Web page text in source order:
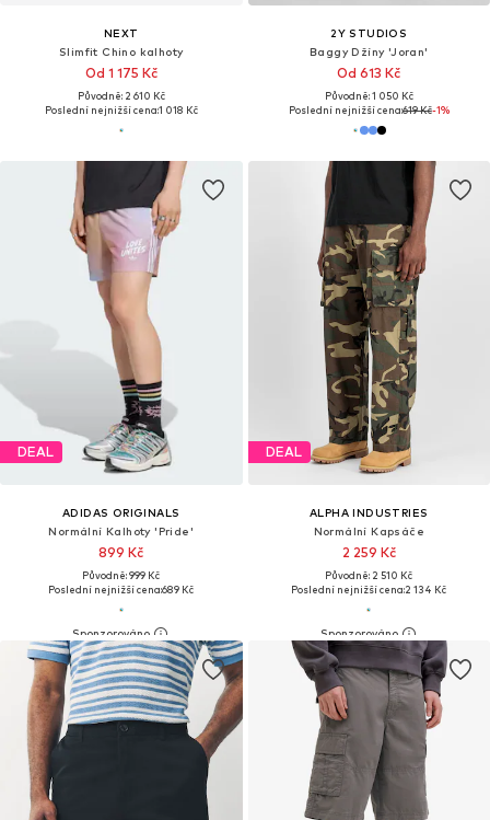
NEXT
Slimfit Chino kalhoty
Od 1 175 Kč
Původně: 2 610 Kč
Poslední nejnižší cena:1 018 Kč
2Y STUDIOS
Baggy Džíny 'Joran'
Od 613 Kč
Původně: 1 050 Kč
Poslední nejnižší cena:619 Kč-1%
DEAL
ADIDAS ORIGINALS
Normální Kalhoty 'Pride'
899 Kč
Původně: 999 Kč
Poslední nejnižší cena:689 Kč
DEAL
ALPHA INDUSTRIES
Normální Kapsáče
2 259 Kč
Původně: 2 510 Kč
Poslední nejnižší cena:2 134 Kč